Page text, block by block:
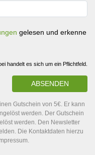
gelesen und erkenne
handelt es sich um ein Pflichtfeld.
ABSENDEN
Gutschein von 5€. Er kann
werden. Der Gutschein
werden. Den Newsletter
Die Kontaktdaten hierzu